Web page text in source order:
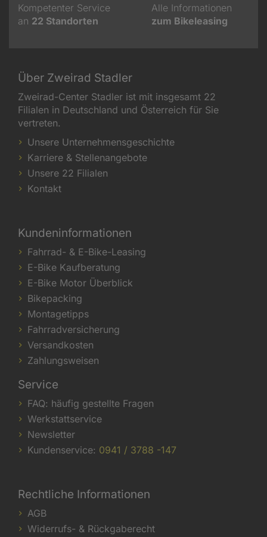
Kompetenter Service
an 22 Standorten
Alle Informationen
zum Bikeleasing
Über Zweirad Stadler
Zweirad-Center Stadler ist mit insgesamt 22
Filialen in Deutschland und Österreich für Sie
vertreten.
Unsere Unternehmensgeschichte
Karriere & Stellenangebote
Unsere 22 Filialen
Kontakt
Kundeninformationen
Fahrrad- & E-Bike-Leasing
E-Bike Kaufberatung
E-Bike Motor Überblick
Bikepacking
Montagetipps
Fahrradversicherung
Versandkosten
Zahlungsweisen
Service
FAQ: häufig gestellte Fragen
Werkstattservice
Newsletter
Kundenservice: 0941 / 3788 -147
Rechtliche Informationen
AGB
Widerrufs- & Rückgaberecht